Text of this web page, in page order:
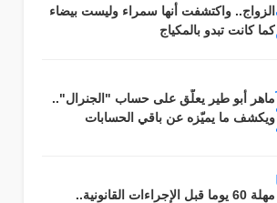
الزواج.. واكتشفت أنها سمراء وليست بيضاء
كما كانت تبدو بالمكياج
ماهر أبو طير يعلّق على حساب "الجنرال"..
ويكشف ما يميّزه عن باقي الحسابات
مهلة 60 يوما قبل الإجراءات القانونية..